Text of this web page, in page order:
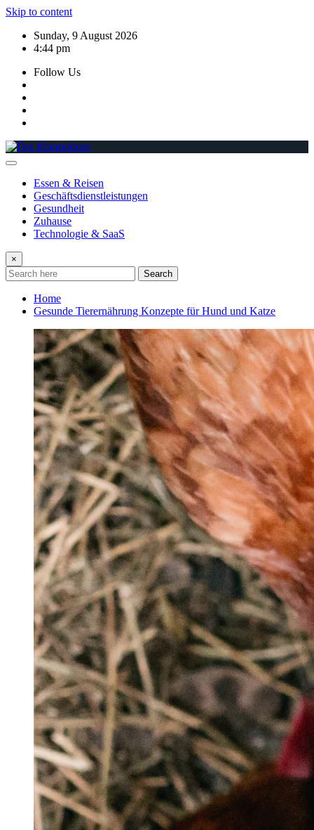
Skip to content
Sunday, 9 August 2026
4:44 pm
Follow Us
Essen & Reisen
Geschäftsdienstleistungen
Gesundheit
Zuhause
Technologie & SaaS
×
Search
Home
Gesunde Tierernährung Konzepte für Hund und Katze